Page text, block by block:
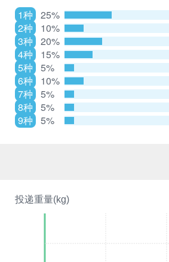
投递重量(kg)
1种
25%
2种
10%
3种
20%
4种
15%
5种
5%
6种
10%
7种
5%
8种
5%
9种
5%